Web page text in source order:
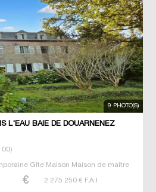
9 PHOTO(S)
L'EAU BAIE DE DOUARNENEZ
)
Gîte Maison Maison de maitre
2 275 250 € F.A.I